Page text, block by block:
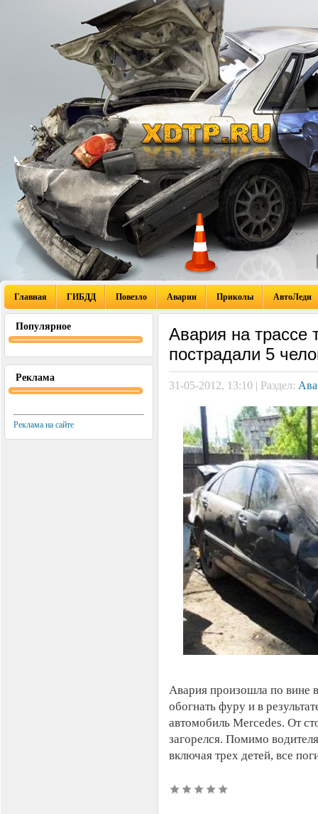
Главная ГИБДД Повезло Аварии Приколы АвтоЛеди
Популярное
Реклама
Реклама на сайте
Авария на трассе
пострадали 5
31-05-2012, 13:10 | Раздел:
Авария произошла по вине
обогнать фуру и в
автомобиль Mercedes. От
загорелся. Помимо
включая трех детей, все